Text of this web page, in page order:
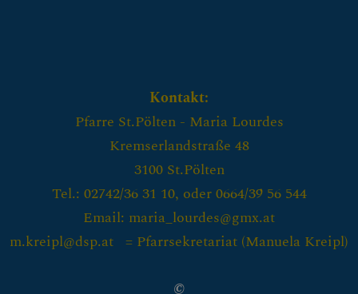
Kontakt:
Pfarre St.Pölten - Maria Lourdes
Kremserlandstraße 48
3100 St.Pölten
Tel.: 02742/36 31 10, oder 0664/39 56 544
Email: maria_lourdes@gmx.at
m.kreipl@dsp.at = Pfarrsekretariat (Manuela Kreipl)
©